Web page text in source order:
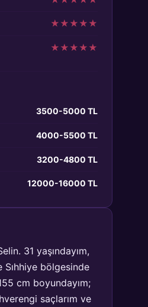
★ ★ ★ ★ ★
★ ★ ★ ★ ★
3500-5000 TL
4000-5500 TL
3200-4800 TL
12000-16000 TL
31 yaşındayım,
Sıhhiye bölgesinde
cm boyundayım;
saçlarım ve